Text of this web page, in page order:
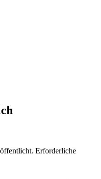
Erforderliche